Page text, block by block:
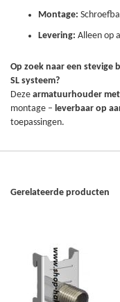
Montage:
Levering: Alleen op
Op zoek naar een stevige
SL systeem?
Deze armatuurhouder
montage – leverbaar op
toepassingen.
Gerelateerde producten